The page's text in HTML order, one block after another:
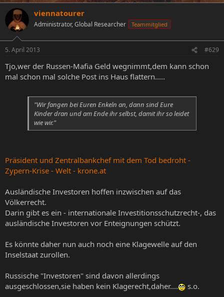
viennatourer
Administrator, Global Researcher Teammitglied
5. April 2013 #629
Tjo,wer der Russen-Mafia Geld wegnimmt,dem kann schon
mal schon mal solche Post ins Haus flattern.....
"Wir fangen bei Euren Enkeln an, dann sind Eure
Kinder dran und am Ende ihr selbst, damit ihr so leidet
wie wir."
Präsident und Zentralbankchef mit dem Tod bedroht -
Zypern-Krise - Welt - krone.at
Ausländische Investoren hoffen inzwischen auf das
Völkerrecht.
Darin gibt es ein - internationale Investitionsschutzrecht-, das
ausländische Investoren vor Enteignungen schützt.
Es könnte daher nun auch noch eine Klagewelle auf den
Inselstaat zurollen.
Russische "Investoren" sind davon allerdings
ausgeschlossen,sie haben kein Klagerecht,daher....
s.o.